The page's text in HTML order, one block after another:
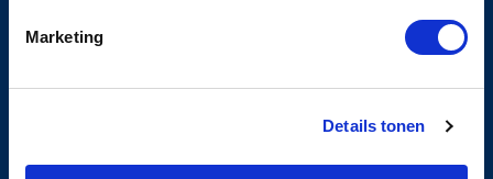
Marketing
Details tonen
Klachten- en geschillenreglement